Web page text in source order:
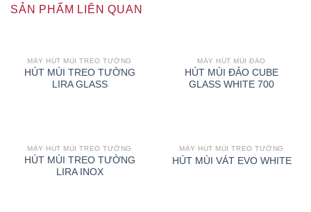
SẢN PHẨM LIÊN QUAN
MÁY HÚT MÙI TREO TƯỜNG
HÚT MÙI TREO TƯỜNG
LIRA GLASS
MÁY HÚT MÙI ĐẢO
HÚT MÙI ĐẢO CUBE
GLASS WHITE 700
MÁY HÚT MÙI TREO TƯỜNG
HÚT MÙI TREO TƯỜNG
LIRA INOX
MÁY HÚT MÙI TREO TƯỜNG
HÚT MÙI VÁT EVO WHITE